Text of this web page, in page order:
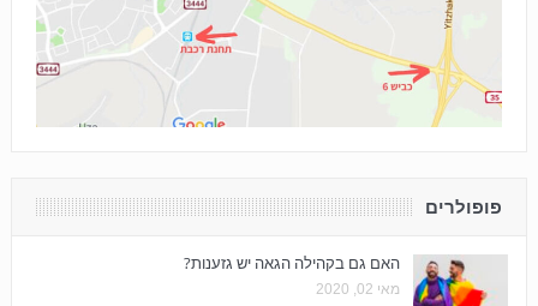
פופולרים
האם גם בקהילה הגאה יש גזענות?
מאי 02, 2020